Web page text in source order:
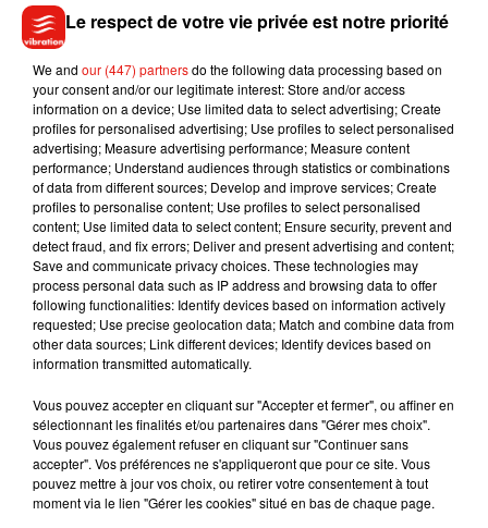
Le samedi 19 et le dimanche 20,la rue Moyenne et ses
environs seront réservés aux piétons,annonce également
la mairie.« On a envie que fréquenter le centre-ville soit
plaisant pour les familles et les commerçants », poursuit
Hugo Lefelle. Cela permettra notamment de mieux respecter
les distances de sécurité dans le contexte sanitaire actuel.
Les navettes gratuites fonctionneront également ce
dimanche pour favoriser l’accès au centre-ville depuis les
parkings périphériques.
Musique
Benny Blanco invite Selena Gomez et
Le respect de votre vie privée est notre priorité
We and our (447) partnersdo the following data processing based on
your consent and/or our legitimate interest: Store and/or access
information on a device; Use limited data to select advertising; Create
profiles for personalised advertising; Use profiles to select personalised
advertising; Measure advertising performance; Measure content
performance; Understand audiences through statistics or combinations
of data from different sources; Develop and improve services; Create
profiles to personalise content; Use profiles to select personalised
content; Use limited data to select content; Ensure security, prevent and
detect fraud, and fix errors; Deliver and present advertising and content;
Save and communicate privacy choices. These technologies may
process personal data such as IP address and browsing data to offer
following functionalities: Identify devices based on information actively
requested; Use precise geolocation data; Match and combine data from
other data sources; Link different devices; Identify devices based on
information transmitted automatically.
Vous pouvez accepter en cliquant sur "Accepter et fermer", ou affiner en
sélectionnant les finalités et/ou partenaires dans "Gérer mes choix".
Vous pouvez également refuser en cliquant sur "Continuer sans
accepter". Vos préférences ne s'appliqueront que pour ce site. Vous
pouvez mettre à jour vos choix, ou retirer votre consentement à tout
moment via le lien "Gérer les cookies" situé en bas de chaque page.